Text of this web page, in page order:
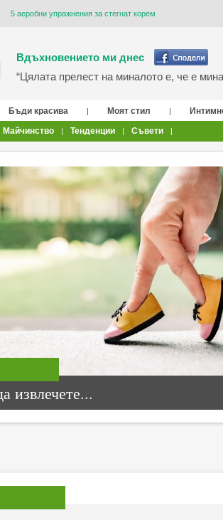
5 аеробни упражнения за стегнат корем
Вдъхновението ми днес
“Цялата прелест на миналото е, че е
Бъди красива | Моят стил |
Майчинство | Тенденции | Съвети |
извлечете...